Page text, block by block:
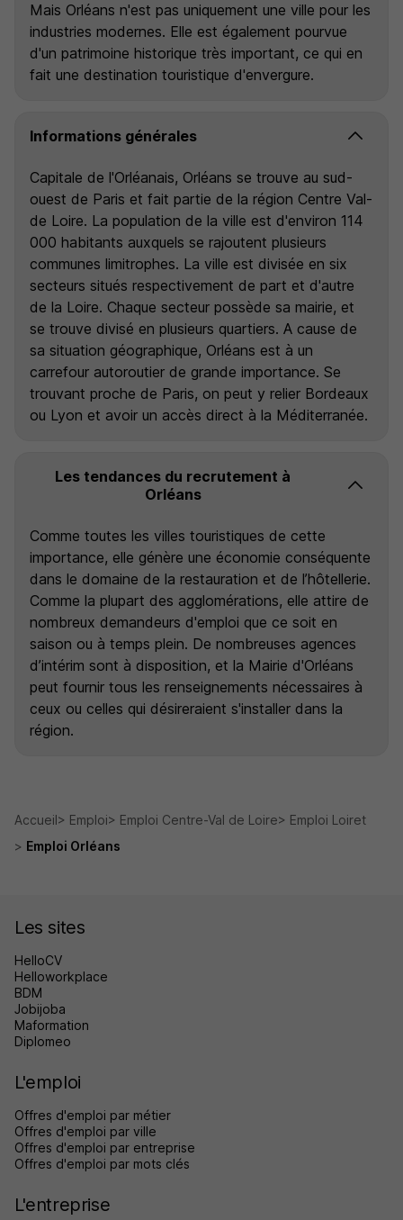
Mais Orléans n'est pas uniquement une ville pour les
industries modernes. Elle est également pourvue
d'un patrimoine historique très important, ce qui en
fait une destination touristique d'envergure.
Informations générales
Capitale de l'Orléanais, Orléans se trouve au sud-
ouest de Paris et fait partie de la région Centre Val-
de Loire. La population de la ville est d'environ 114
000 habitants auxquels se rajoutent plusieurs
communes limitrophes. La ville est divisée en six
secteurs situés respectivement de part et d'autre
de la Loire. Chaque secteur possède sa mairie, et
se trouve divisé en plusieurs quartiers. A cause de
sa situation géographique, Orléans est à un
carrefour autoroutier de grande importance. Se
trouvant proche de Paris, on peut y relier Bordeaux
ou Lyon et avoir un accès direct à la Méditerranée.
Les tendances du recrutement à
Orléans
Comme toutes les villes touristiques de cette
importance, elle génère une économie conséquente
dans le domaine de la restauration et de l’hôtellerie.
Comme la plupart des agglomérations, elle attire de
nombreux demandeurs d'emploi que ce soit en
saison ou à temps plein. De nombreuses agences
d’intérim sont à disposition, et la Mairie d'Orléans
peut fournir tous les renseignements nécessaires à
ceux ou celles qui désireraient s'installer dans la
région.
Accueil Emploi Emploi Centre-Val de Loire
Emploi Loiret
Emploi Orléans
Les sites
HelloCV
Helloworkplace
BDM
Jobijoba
Maformation
Diplomeo
L'emploi
Offres d'emploi par métier
Offres d'emploi par ville
Offres d'emploi par entreprise
Offres d'emploi par mots clés
L'entreprise